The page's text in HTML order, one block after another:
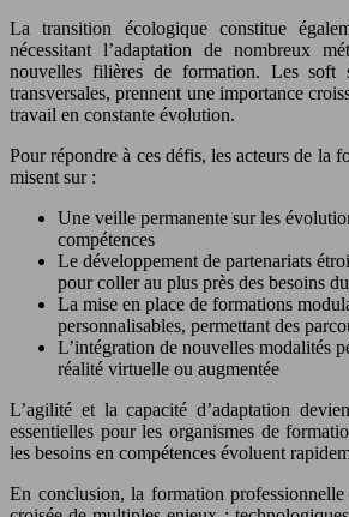
La transition écologique constitue
nécessitant l’adaptation de nombreux
nouvelles filières de formation. Les soft
transversales, prennent une importance
travail en constante évolution.
Pour répondre à ces défis, les acteurs de la
misent sur :
Une veille permanente sur les
compétences
Le développement de partenariats
pour coller au plus près des besoins
La mise en place de formations
personnalisables, permettant des
L’intégration de nouvelles modalités
réalité virtuelle ou augmentée
L’agilité et la capacité d’adaptation
essentielles pour les organismes de
les besoins en compétences évoluent
En conclusion, la formation